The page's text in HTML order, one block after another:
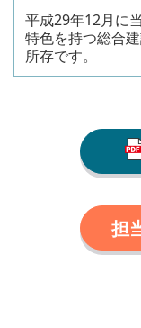
平成29年12月に
特色を持つ総合
所存です。
担